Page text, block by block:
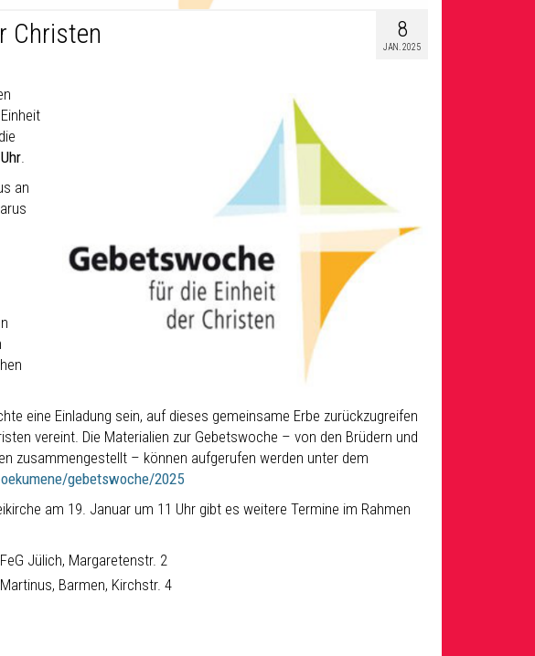
8
JAN. 2025
Christen
an
eine Einladung sein, auf dieses gemeinsame Erbe zurückzugreifen
vereint. Die Materialien zur Gebetswoche – von den Brüdern und
zusammengestellt – können aufgerufen werden unter dem
gebetswoche/2025
am 19. Januar um 11 Uhr gibt es weitere Termine im Rahmen
Jülich, Margaretenstr. 2
Barmen, Kirchstr. 4